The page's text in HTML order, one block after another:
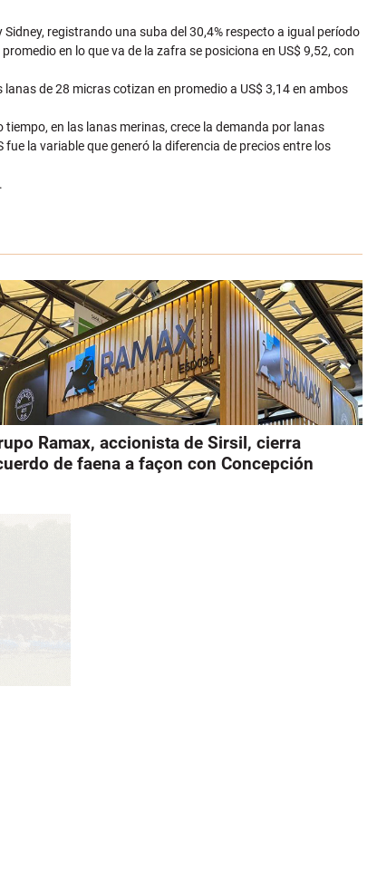
registrando una suba del 30,4% respecto a igual período
en lo que va de la zafra se posiciona en US$ 9,52, con
de 28 micras cotizan en promedio a US$ 3,14 en ambos
en las lanas merinas, crece la demanda por lanas
la variable que generó la diferencia de precios entre los
Ramax, accionista de Sirsil, cierra
de faena a façon con Concepción